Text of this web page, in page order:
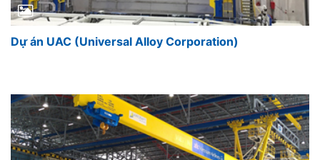
Dự án UAC (Universal Alloy Corporation)